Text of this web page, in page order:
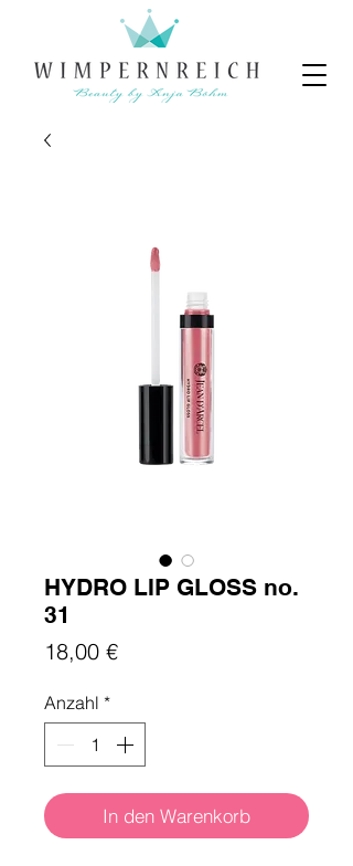
HYDRO LIP GLOSS no.
31
18,00 €Preis
Anzahl *
In den Warenkorb